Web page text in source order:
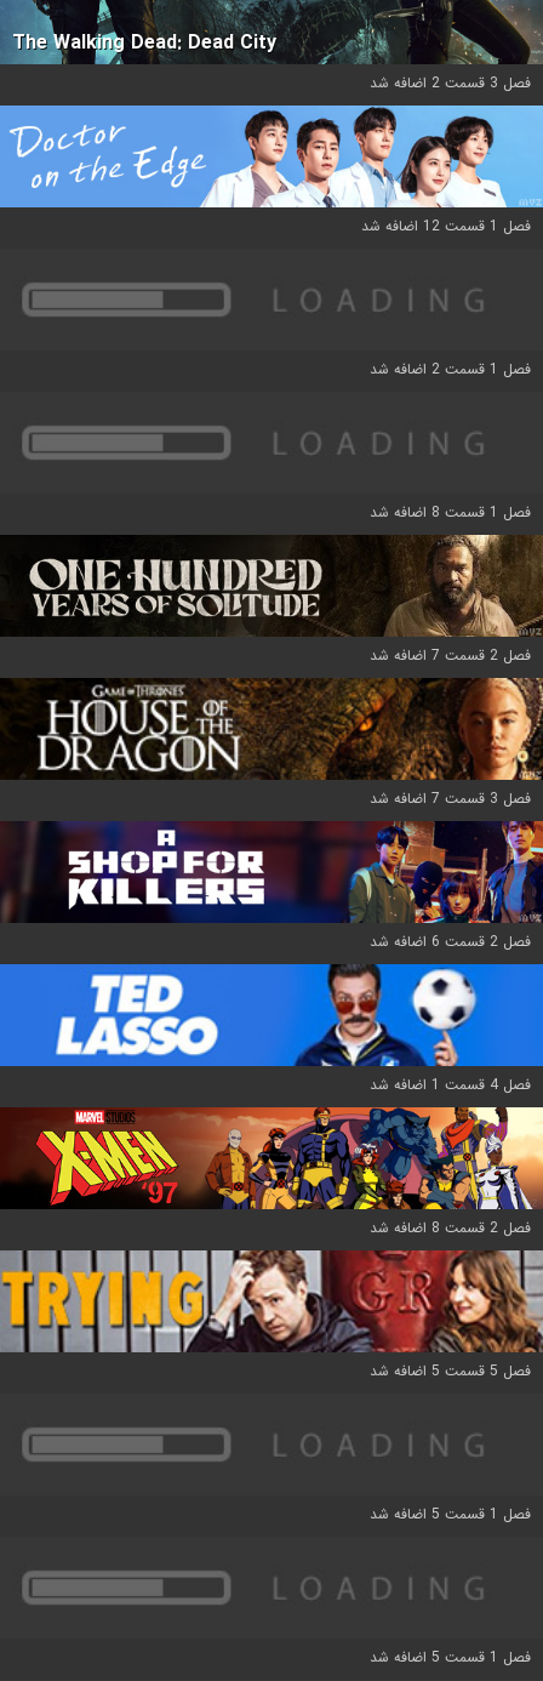
The Walking Dead: Dead City
فصل 3 قسمت 2 اضافه شد
فصل 1 قسمت 12 اضافه شد
فصل 1 قسمت 2 اضافه شد
فصل 1 قسمت 8 اضافه شد
فصل 2 قسمت 7 اضافه شد
فصل 3 قسمت 7 اضافه شد
فصل 2 قسمت 6 اضافه شد
فصل 4 قسمت 1 اضافه شد
فصل 2 قسمت 8 اضافه شد
فصل 5 قسمت 5 اضافه شد
فصل 1 قسمت 5 اضافه شد
فصل 1 قسمت 5 اضافه شد